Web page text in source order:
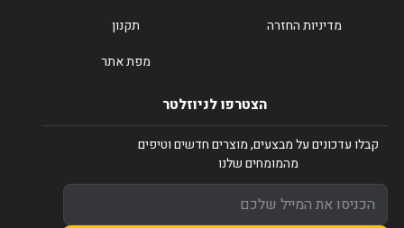
מדיניות החזרה
תקנון
מפת אתר
הצטרפו לניוזלטר
קבלו עדכונים על מבצעים, מוצרים חדשים וטיפים
מהמומחים שלנו